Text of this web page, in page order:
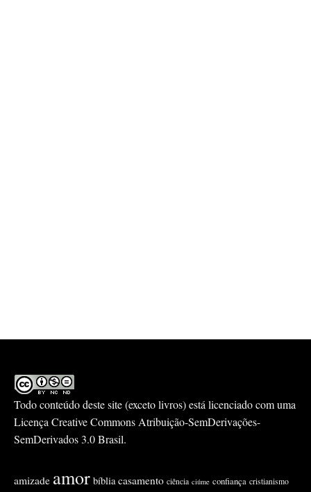
Todo conteúdo deste site (exceto livros) está licenciado com uma
LicençaCreative Commons Atribuição-SemDerivações-
SemDerivados 3.0 Brasil.
amizade amor bíblia casamento ciência ciúme confiança cristianismo